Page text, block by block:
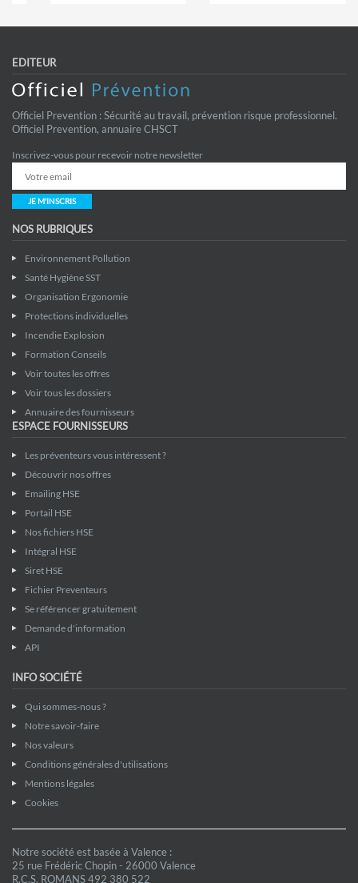
EDITEUR
Officiel Prevention : Sécurité au travail, prévention risque professionnel.
Officiel Prevention, annuaire CHSCT
Inscrivez-vous pour recevoir notre newsletter
JE M'INSCRIS
NOS RUBRIQUES
Environnement Pollution
Santé Hygiène SST
Organisation Ergonomie
Protections individuelles
Incendie Explosion
Formation Conseils
Voir toutes les offres
Voir tous les dossiers
Annuaire des fournisseurs
ESPACE FOURNISSEURS
Les préventeurs vous intéressent ?
Découvrir nos offres
Emailing HSE
Portail HSE
Nos fichiers HSE
Intégral HSE
Siret HSE
Fichier Preventeurs
Se référencer gratuitement
Demande d'information
API
INFO SOCIÉTÉ
Qui sommes-nous ?
Notre savoir-faire
Nos valeurs
Conditions générales d'utilisations
Mentions légales
Cookies
Notre société est basée à Valence :
25 rue Frédéric Chopin - 26000 Valence
R.C.S. ROMANS 492 380 522